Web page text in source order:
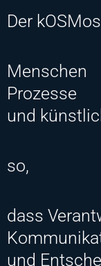
Der
Menschen
Prozesse
und
so,
dass
und